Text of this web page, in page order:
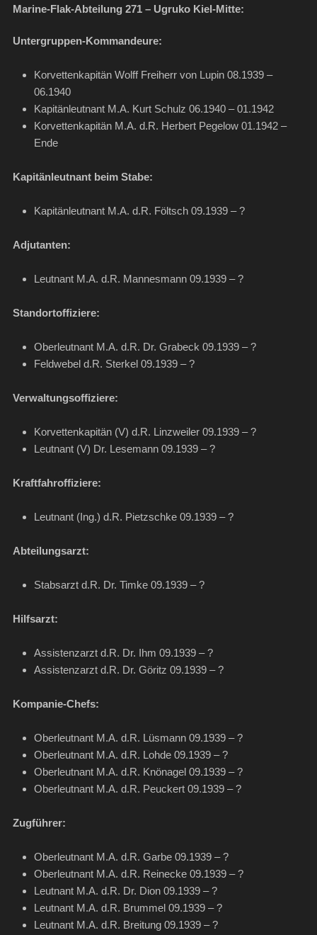
Marine-Flak-Abteilung 271 – Ugruko Kiel-Mitte:
Untergruppen-Kommandeure:
Korvettenkapitän Wolff Freiherr von Lupin 08.1939 –
06.1940
Kapitänleutnant M.A. Kurt Schulz 06.1940 – 01.1942
Korvettenkapitän M.A. d.R. Herbert Pegelow 01.1942 –
Ende
Kapitänleutnant beim Stabe:
Kapitänleutnant M.A. d.R. Föltsch 09.1939 – ?
Adjutanten:
Leutnant M.A. d.R. Mannesmann 09.1939 – ?
Standortoffiziere:
Oberleutnant M.A. d.R. Dr. Grabeck 09.1939 – ?
Feldwebel d.R. Sterkel 09.1939 – ?
Verwaltungsoffiziere:
Korvettenkapitän (V) d.R. Linzweiler 09.1939 – ?
Leutnant (V) Dr. Lesemann 09.1939 – ?
Kraftfahroffiziere:
Leutnant (Ing.) d.R. Pietzschke 09.1939 – ?
Abteilungsarzt:
Stabsarzt d.R. Dr. Timke 09.1939 – ?
Hilfsarzt:
Assistenzarzt d.R. Dr. Ihm 09.1939 – ?
Assistenzarzt d.R. Dr. Göritz 09.1939 – ?
Kompanie-Chefs:
Oberleutnant M.A. d.R. Lüsmann 09.1939 – ?
Oberleutnant M.A. d.R. Lohde 09.1939 – ?
Oberleutnant M.A. d.R. Knönagel 09.1939 – ?
Oberleutnant M.A. d.R. Peuckert 09.1939 – ?
Zugführer:
Oberleutnant M.A. d.R. Garbe 09.1939 – ?
Oberleutnant M.A. d.R. Reinecke 09.1939 – ?
Leutnant M.A. d.R. Dr. Dion 09.1939 – ?
Leutnant M.A. d.R. Brummel 09.1939 – ?
Leutnant M.A. d.R. Breitung 09.1939 – ?